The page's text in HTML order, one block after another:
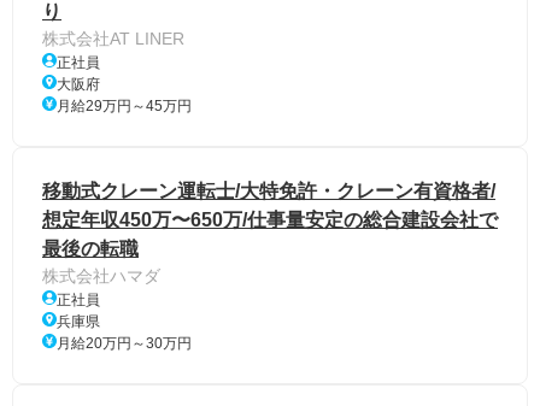
り
株式会社AT LINER
正社員
大阪府
月給29万円～45万円
移動式クレーン運転士/大特免許・クレーン有資格者/
想定年収450万〜650万/仕事量安定の総合建設会社で
最後の転職
株式会社ハマダ
正社員
兵庫県
月給20万円～30万円